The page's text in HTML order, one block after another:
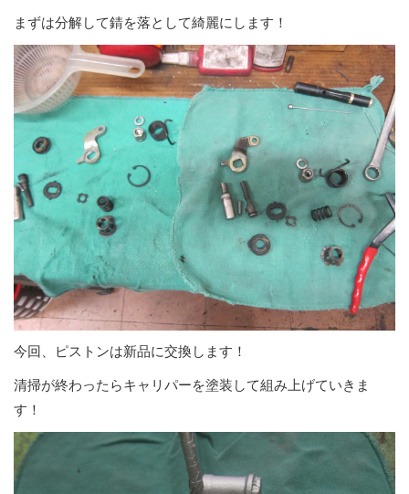
まずは分解して錆を落として綺麗にします！
今回、ピストンは新品に交換します！
清掃が終わったらキャリパーを塗装して組み上げていきま
す！